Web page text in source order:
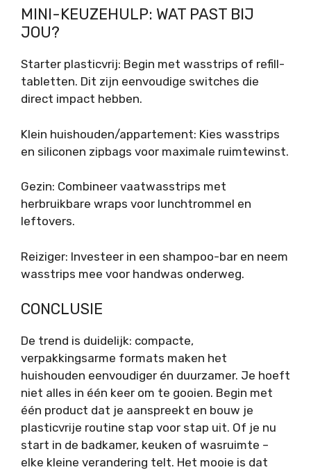
MINI-KEUZEHULP: WAT PAST BIJ
JOU?
Starter plasticvrij: Begin met wasstrips of refill-
tabletten. Dit zijn eenvoudige switches die
direct impact hebben.
Klein huishouden/appartement: Kies wasstrips
en siliconen zipbags voor maximale ruimtewinst.
Gezin: Combineer vaatwasstrips met
herbruikbare wraps voor lunchtrommel en
leftovers.
Reiziger: Investeer in een shampoo-bar en neem
wasstrips mee voor handwas onderweg.
CONCLUSIE
De trend is duidelijk: compacte,
verpakkingsarme formats maken het
huishouden eenvoudiger én duurzamer. Je hoeft
niet alles in één keer om te gooien. Begin met
één product dat je aanspreekt en bouw je
plasticvrije routine stap voor stap uit. Of je nu
start in de badkamer, keuken of wasruimte –
elke kleine verandering telt. Het mooie is dat